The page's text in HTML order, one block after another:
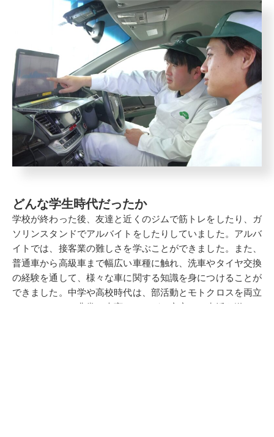
どんな学生時代だったか
学校が終わった後、友達と近くのジムで筋トレをしたり、ガ
ソリンスタンドでアルバイトをしたりしていました。アルバ
イトでは、接客業の難しさを学ぶことができました。また、
普通車から高級車まで幅広い車種に触れ、洗車やタイヤ交換
の経験を通して、様々な車に関する知識を身につけることが
できました。中学や高校時代は、部活動とモトクロスを両立
していたため、非常に大変でしたが、充実した生活を送るこ